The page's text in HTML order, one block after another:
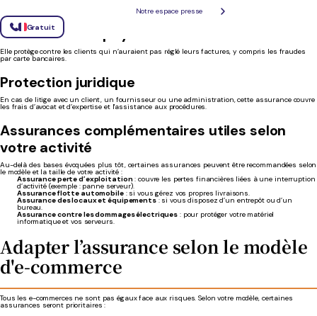
Notre espace presse
Gratuit
du personnel, car elle couvre plusieurs aspects de votre commerce.
L’assurance impayés
Elle protège contre les clients qui n’auraient pas réglé leurs factures, y compris les fraudes
par carte bancaires.
Protection juridique
En cas de litige avec un client, un fournisseur ou une administration, cette assurance couvre
les frais d’avocat et d’expertise et l'assistance aux procédures.
Assurances complémentaires utiles selon
votre activité
Au-delà des bases évoquées plus tôt, certaines assurances peuvent être recommandées selon
le modèle et la taille de votre activité :
Assurance perte d’exploitation: couvre les pertes financières liées à une interruption
d’activité (exemple : panne serveur).
Assurance flotte automobile: si vous gérez vos propres livraisons.
Assurance des locaux et équipements: si vous disposez d’un entrepôt ou d’un
bureau.
Assurance contre les dommages électriques : pour protéger votre matériel
informatique et vos serveurs.
Adapter l’assurance selon le modèle
d'e-commerce
Tous les e-commerces ne sont pas égaux face aux risques. Selon votre modèle, certaines
assurances seront prioritaires :